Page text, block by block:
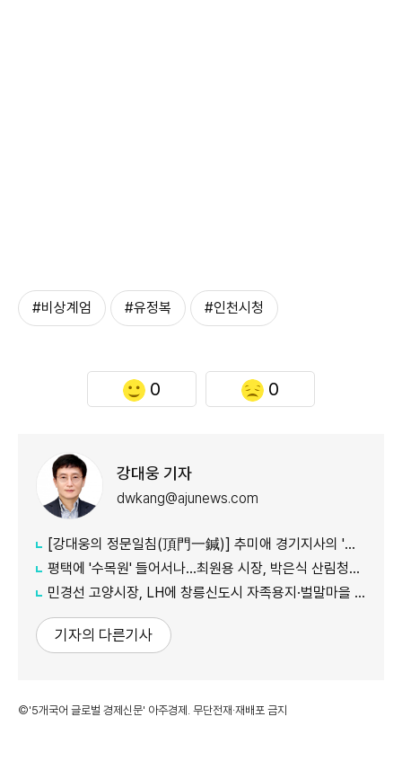
#비상계엄 #유정복 #인천시청
0 0
강대웅 기자
dwkang@ajunews.com
[강대웅의 정문일침(頂門一鍼)] 추미애 경기지사의 '지방세입구조 개혁' 정부가 답할 차례다
평택에 '수목원' 들어서나...최원용 시장, 박은식 산림청장에게 국유지 활용 건의
민경선 고양시장, LH에 창릉신도시 자족용지·벌말마을 편입 협조 요청
기자의 다른기사
©'5개국어 글로벌 경제신문' 아주경제. 무단전재·재배포 금지